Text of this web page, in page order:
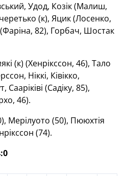
Удод, Козік (Малиш,
(к), Яцик (Лосенко,
82), Горбач, Шостак
(к) (Хенрікссон, 46), Тало
Ніккі, Ківікко,
(Садіку, 85),
46).
Мерілуото (50), Пююхтія
(74).